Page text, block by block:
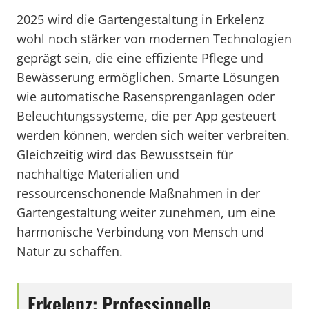
2025 wird die Gartengestaltung in Erkelenz
wohl noch stärker von modernen Technologien
geprägt sein, die eine effiziente Pflege und
Bewässerung ermöglichen. Smarte Lösungen
wie automatische Rasensprenganlagen oder
Beleuchtungssysteme, die per App gesteuert
werden können, werden sich weiter verbreiten.
Gleichzeitig wird das Bewusstsein für
nachhaltige Materialien und
ressourcenschonende Maßnahmen in der
Gartengestaltung weiter zunehmen, um eine
harmonische Verbindung von Mensch und
Natur zu schaffen.